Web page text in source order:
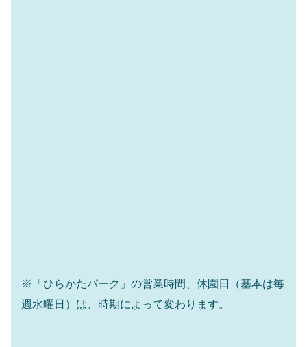
※「ひらかたパーク」の営業時間、休園日（基本は毎
週水曜日）は、時期によって変わります。